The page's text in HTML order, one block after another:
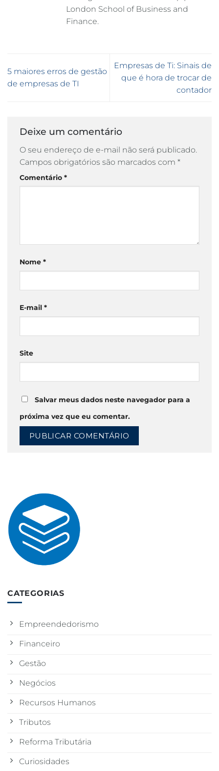
London School of Business and
Finance.
5 maiores erros de gestão
de empresas de TI
Empresas de Ti: Sinais de
que é hora de trocar de
contador
Deixe um comentário
O seu endereço de e-mail não será publicado.
Campos obrigatórios são marcados com *
Comentário *
Nome *
E-mail *
Site
Salvar meus dados neste navegador para a
próxima vez que eu comentar.
CATEGORIAS
Empreendedorismo
Financeiro
Gestão
Negócios
Recursos Humanos
Tributos
Reforma Tributária
Curiosidades